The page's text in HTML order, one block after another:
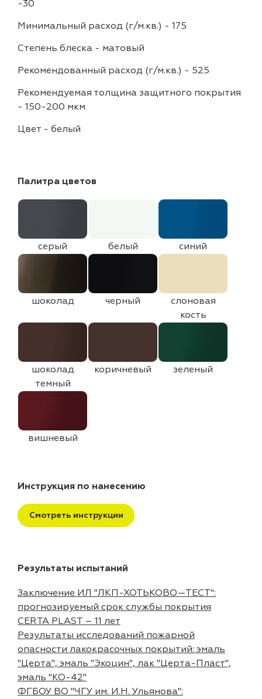
-30
Минимальный расход (г/м.кв.) - 175
Степень блеска - матовый
Рекомендованный расход (г/м.кв.) - 525
Рекомендуемая толщина защитного покрытия
- 150-200 мкм
Цвет - белый
Палитра цветов
серый белый синий
шоколад черный
слоновая
кость
шоколад
темный
коричневый зеленый
вишневый
Инструкция по нанесению
Смотреть инструкции
Результаты испытаний
Заключение ИЛ "ЛКП-ХОТЬКОВО—ТЕСТ":
прогнозируемый срок службы покрытия
CERTA PLAST – 11 лет
Результаты исследований пожарной
опасности лакокрасочных покрытий: эмаль
"Церта", эмаль "Экоцин", лак "Церта-Пласт",
эмаль "КО-42"
ФГБОУ ВО "ЧГУ им. И.Н. Ульянова":